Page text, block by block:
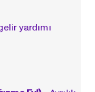
yardımı